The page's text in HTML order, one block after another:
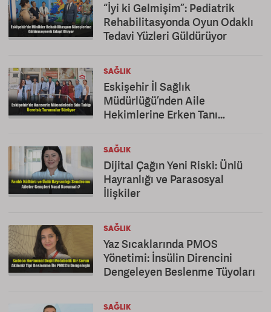
“İyi ki Gelmişim”: Pediatrik
Rehabilitasyonda Oyun Odaklı
Tedavi Yüzleri Güldürüyor
SAĞLIK
Eskişehir İl Sağlık
Müdürlüğü’nden Aile
Hekimlerine Erken Tanı
SAĞLIK
Dijital Çağın Yeni Riski: Ünlü
Hayranlığı ve Parasosyal
İlişkiler
SAĞLIK
Yaz Sıcaklarında PMOS
Yönetimi: İnsülin Direncini
Dengeleyen Beslenme Tüyoları
SAĞLIK